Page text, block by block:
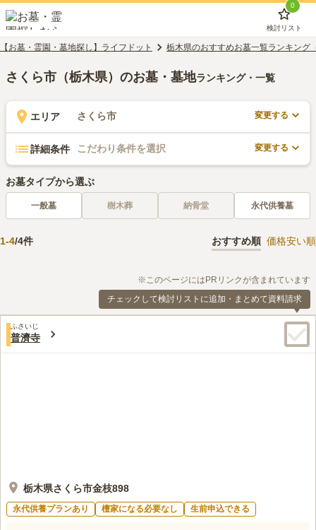
0
検討リスト
【お墓・霊園・墓地探し】ライフドット 栃木県のおすすめお墓一覧ランキング
さくら市（栃木県）のお墓・墓地ランキング・一覧
エリア さくら市 変更する
詳細条件 こだわり条件を選択 変更する
お墓タイプから選ぶ
一般墓 樹木葬 納骨堂 永代供養墓
1-4/4件 おすすめ順 価格安い順
※このページにはPRリンクが含まれています
チェックして検討リストに追加・まとめて資料請求
ふさいじ
普濟寺
栃木県さくら市金枝898
永代供養プランあり 檀家になる必要なし 生前申込できる